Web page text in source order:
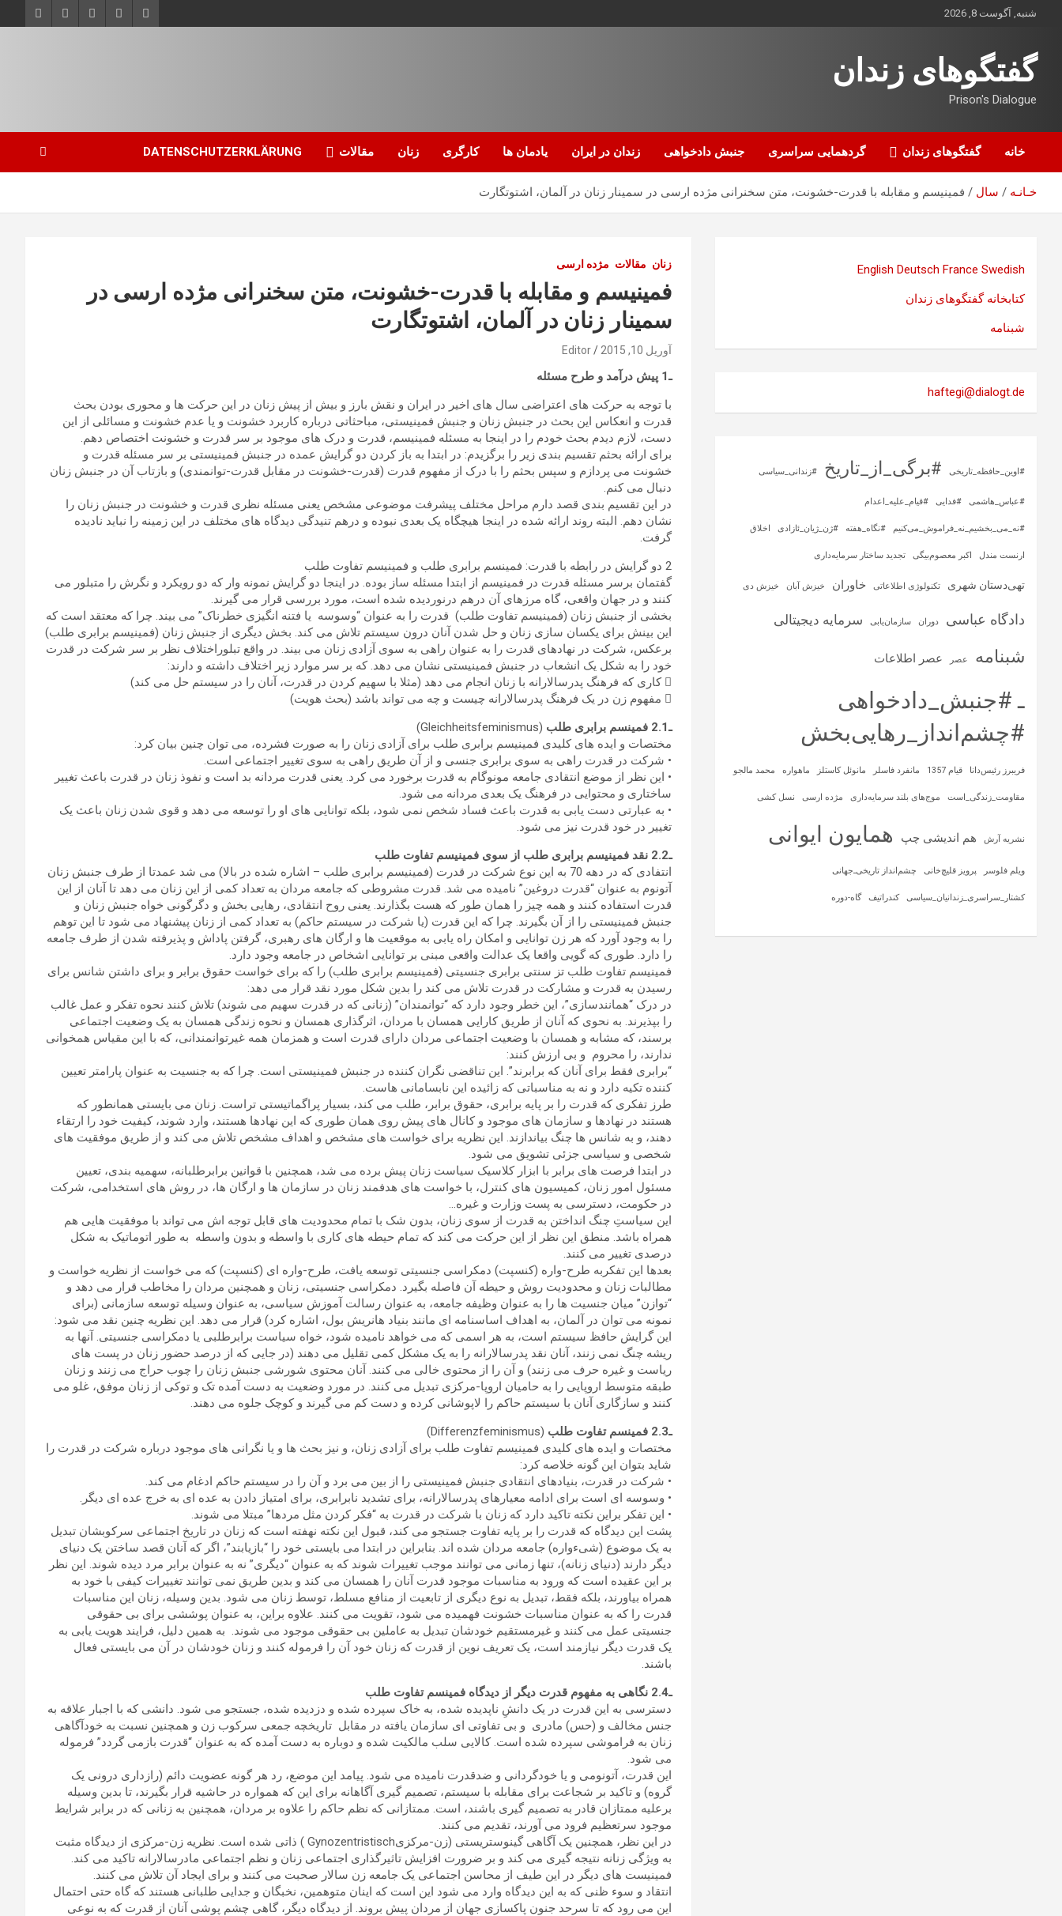
شنبه, آگوست 8, 2026
گفتگوهای زندان
Prison's Dialogue
خانه گفتگوهای زندان گردهمایی سراسری جنبش دادخواهی زندان در ایران یادمان ها کارگری زنان مقالات DATENSCHUTZERKLÄRUNG
خـانـه سال فمینیسم و مقابله با قدرت-خشونت، متن سخنرانی مژده ارسی در سمینار زنان در آلمان، اشتوتگارت
زنان مقالات مژده ارسی
فمینیسم و مقابله با قدرت-خشونت، متن سخنرانی مژده ارسی در
سمینار زنان در آلمان، اشتوتگارت
آوریل 10, 2015 Editor
ـ1 پیش درآمد و طرح مسئله
با توجه به حرکت های اعتراضی سال های اخیر در ایران و نقش بارز و بیش از پیش زنان در این حرکت ها و محوری بودن بحث
قدرت و انعکاس این بحث در جنبش زنان و جنبش فمینیستی، مباحثاتی درباره کاربرد خشونت و یا عدم خشونت و مسائلی از این
دست، لازم دیدم بحث خودم را در اینجا به مسئله فمینیسم، قدرت و درک های موجود بر سر قدرت و خشونت اختصاص دهم.
برای ارائه بحثم تقسیم بندی زیر را برگزیدم: در ابتدا به باز کردن دو گرایش عمده در جنبش فمینیستی بر سر مسئله قدرت و
خشونت می پردازم و سپس بحثم را با درک از مفهوم قدرت (قدرت-خشونت در مقابل قدرت-توانمندی) و بازتاب آن در جنبش زنان
دنبال می کنم.
در این تقسیم بندی قصد دارم مراحل مختلف پیشرفت موضوعی مشخص یعنی مسئله نظری قدرت و خشونت در جنبش زنان را
نشان دهم. البته روند ارائه شده در اینجا هیچگاه یک بعدی نبوده و درهم تنیدگی دیدگاه های مختلف در این زمینه را نباید نادیده
گرفت.
2 دو گرایش در رابطه با قدرت: فمینسم برابری طلب و فمینیسم تفاوت طلب
گفتمان برسر مسئله قدرت در فمینیسم از ابتدا مسئله ساز بوده. در اینجا دو گرایش نمونه وار که دو رویکرد و نگرش را متبلور می
کنند و در جهان واقعی، گاه مرزهای آن درهم درنوردیده شده است، مورد بررسی قرار می گیرند.
بخشی از جنبش زنان (فمینیسم تفاوت طلب) قدرت را به عنوان “وسوسه یا فتنه انگیزی خطرناک” می بیند. چرا که معتقد است که
این بینش برای یکسان سازی زنان و حل شدن آنان درون سیستم تلاش می کند. بخش دیگری از جنبش زنان (فمینیسم برابری طلب)
برعکس، شرکت در نهادهای قدرت را به عنوان راهی به سوی آزادی زنان می بیند. در واقع تبلوراختلاف نظر بر سر شرکت در قدرت
خود را به شکل یک انشعاب در جنبش فمینیستی نشان می دهد. که بر سر موارد زیر اختلاف داشته و دارند:
 کاری که فرهنگ پدرسالارانه با زنان انجام می دهد (مثلا با سهیم کردن در قدرت، آنان را در سیستم حل می کند)
 مفهوم زن در یک فرهنگ پدرسالارانه چیست و چه می تواند باشد (بحث هویت)
ـ2.1 فمینسم برابری طلب
(Gleichheitsfeminismus)
مختصات و ایده های کلیدی فمینیسم برابری طلب برای آزادی زنان را به صورت فشرده، می توان چنین بیان کرد:
• شرکت در قدرت راهی به سوی برابری جنسی و از آن طریق راهی به سوی تغییر اجتماعی است.
• این نظر از موضع انتقادی جامعه مونوگام به قدرت برخورد می کرد. یعنی قدرت مردانه بد است و نفوذ زنان در قدرت باعث تغییر
ساختاری و محتوایی در فرهنگ یک بعدی مردانه می شود.
• به عبارتی دست یابی به قدرت باعث فساد شخص نمی شود، بلکه توانایی های او را توسعه می دهد و قوی شدن زنان باعث یک
تغییر در خود قدرت نیز می شود.
ـ2.2 نقد فمینیسم برابری طلب از سوی فمینیسم تفاوت طلب
انتفادی که در دهه 70 به این نوع شرکت در قدرت (فمینیسم برابری طلب – اشاره شده در بالا) می شد عمدتا از طرف جنبش زنان
آتونوم به عنوان “قدرت دروغین” نامیده می شد. قدرت مشروطی که جامعه مردان به تعداد کمی از این زنان می دهد تا آنان از این
قدرت استفاده کنند و همه چیز را همان طور که هست بگذارند. یعنی روح انتقادی، رهایی بخش و دگرگونی خواه جنبش زنان و
جنبش فمینیستی را از آن بگیرند. چرا که این قدرت (یا شرکت در سیستم حاکم) به تعداد کمی از زنان پیشنهاد می شود تا این توهم
را به وجود آورد که هر زن توانایی و امکان راه یابی به موقعیت ها و ارگان های رهبری، گرفتن پاداش و پذیرفته شدن از طرف جامعه
را دارد. طوری که گویی واقعا یک عدالت واقعی مبنی بر توانایی اشخاص در جامعه وجود دارد.
فمینیسم تفاوت طلب تز سنتی برابری جنسیتی (فمینیسم برابری طلب) را که برای خواست حقوق برابر و برای داشتن شانس برای
رسیدن به قدرت و مشارکت در قدرت تلاش می کند را بدین شکل مورد نقد قرار می دهد:
در درک “همانندسازی”، این خطر وجود دارد که “توانمندان” (زنانی که در قدرت سهیم می شوند) تلاش کنند نحوه تفکر و عمل غالب
را بپذیرند. به نحوی که آنان از طریق کارایی همسان با مردان، اثرگذاری همسان و نحوه زندگی همسان به یک وضعیت اجتماعی
برسند، که مشابه و همسان با وضعیت اجتماعی مردان دارای قدرت است و همزمان همه غیرتوانمندانی، که با این مقیاس همخوانی
ندارند، را محروم و بی ارزش کنند:
“برابری فقط برای آنان که برابرند”. این تناقضی نگران کننده در جنبش فمینیستی است. چرا که به جنسیت به عنوان پارامتر تعیین
کننده تکیه دارد و نه به مناسباتی که زائیده این نابسامانی هاست.
طرز تفکری که قدرت را بر پایه برابری، حقوق برابر، طلب می کند، بسیار پراگماتیستی تراست. زنان می بایستی همانطور که
هستند در نهادها و سازمان های موجود و کانال های پیش روی همان طوری که این نهادها هستند، وارد شوند، کیفیت خود را ارتقاء
دهند، و به شانس ها چنگ بیاندازند. این نظریه برای خواست های مشخص و اهداف مشخص تلاش می کند و از طریق موفقیت های
شخصی و سیاسی جزئی تشویق می شود.
در ابتدا فرصت های برابر با ابزار کلاسیک سیاست زنان پیش برده می شد، همچنین با قوانین برابرطلبانه، سهمیه بندی، تعیین
مسئول امور زنان، کمیسیون های کنترل، با خواست های هدفمند زنان در سازمان ها و ارگان ها، در روش های استخدامی، شرکت
در حکومت، دسترسی به پست وزارت و غیره…
این سیاستِ چنگ انداختن به قدرت از سوی زنان، بدون شک با تمام محدودیت های قابل توجه اش می تواند با موفقیت هایی هم
همراه باشد. منطق این نظر از این حرکت می کند که تمام حیطه های کاری با واسطه و بدون واسطه به طور اتوماتیک به شکل
درصدی تغییر می کنند.
بعدها این تفکربه طرح-واره (کنسپت) دمکراسی جنسیتی توسعه یافت، طرح-واره ای (کنسپت) که می خواست از نظریه خواست و
مطالبات زنان و محدودیت روش و حیطه آن فاصله بگیرد. دمکراسی جنسیتی، زنان و همچنین مردان را مخاطب قرار می دهد و
“توازن” میان جنسیت ها را به عنوان وظیفه جامعه، به عنوان رسالت آموزش سیاسی، به عنوان وسیله توسعه سازمانی (برای
نمونه می توان در آلمان، به اهداف اساسنامه ای مانند بنیاد هانریش بول، اشاره کرد) قرار می دهد. این نظریه چنین نقد می شود:
این گرایش حافظ سیستم است، به هر اسمی که می خواهد نامیده شود، خواه سیاست برابرطلبی یا دمکراسی جنسیتی. آنها به
ریشه چنگ نمی زنند، آنان نقد پدرسالارانه را به یک مشکل کمی تقلیل می دهند (در جایی که از درصد حضور زنان در پست های
ریاست و غیره حرف می زنند) و آن را از محتوی خالی می کنند. آنان محتوی شورشی جنبش زنان را چوب حراج می زنند و زنان
طبقه متوسط اروپایی را به حامیان اروپا-مرکزی تبدیل می کنند. در مورد وضعیت به دست آمده تک و توکی از زنان موفق، غلو می
کنند و سازگاری آنان با سیستم حاکم را لاپوشانی کرده و دست کم می گیرند و کوچک جلوه می دهند.
ـ2.3 فمینسم تفاوت طلب
(Differenzfeminismus)
مختصات و ایده های کلیدی فمینیسم تفاوت طلب برای آزادی زنان، و نیز بحث ها و یا نگرانی های موجود درباره شرکت در قدرت را
شاید بتوان این گونه خلاصه کرد:
• شرکت در قدرت، بنیادهای انتقادی جنبش فمینیستی را از بین می برد و آن را در سیستم حاکم ادغام می کند.
• وسوسه ای است برای ادامه معیارهای پدرسالارانه، برای تشدید نابرابری، برای امتیاز دادن به عده ای به خرج عده ای دیگر.
• این تفکر براین نکته تاکید دارد که زنان با شرکت در قدرت به “فکر کردن مثل مردها” مبتلا می شوند.
پشت این دیدگاه که قدرت را بر پایه تفاوت جستجو می کند، قبول این نکته نهفته است که زنان در تاریخ اجتماعی سرکوبشان تبدیل
به یک موضوع (شیءواره) جامعه مردان شده اند. بنابراین در ابتدا می بایستی خود را “بازیابند”، اگر که آنان قصد ساختن یک دنیای
دیگر دارند (دنیای زنانه)، تنها زمانی می توانند موجب تغییرات شوند که به عنوان “دیگری” نه به عنوان برابر مرد دیده شوند. این نظر
بر این عقیده است که ورود به مناسبات موجود قدرت آنان را همسان می کند و بدین طریق نمی توانند تغییرات کیفی با خود به
همراه بیاورند، بلکه فقط، تبدیل به نوع دیگری از تابعیت از منافع مسلط، توسط زنان می شود. بدین وسیله، زنان این مناسبات
قدرت را که به عنوان مناسبات خشونت فهمیده می شود، تقویت می کنند. علاوه براین، به عنوان پوششی برای بی حقوقی
جنسیتی عمل می کنند و غیرمستقیم خودشان تبدیل به عاملین بی حقوقی موجود می شوند. به همین دلیل، فرایند هویت یابی به
یک قدرت دیگر نیازمند است، یک تعریف نوین از قدرت که زنان خود آن را فرموله کنند و زنان خودشان در آن می بایستی فعال
باشند.
ـ2.4 نگاهی به مفهوم قدرت دیگر از دیدگاه فمینسم تفاوت طلب
دسترسی به این قدرت در یک دانشِ ناپدیده شده، به خاک سپرده شده و دزدیده شده، جستجو می شود. دانشی که با اجبار علاقه به
جنس مخالف و (حس) مادری و بی تفاوتی ای سازمان یافته در مقابل تاریخچه جمعی سرکوب زن و همچنین نسبت به خودآگاهی
زنان به فراموشی سپرده شده است. کالایی سلب مالکیت شده و دوباره به دست آمده که به عنوان “قدرت بازمی گردد” فرموله
می شود.
این قدرت، آتونومی و یا خودگردانی و ضدقدرت نامیده می شود. پیامد این موضع، رد هر گونه عضویت دائم (رازداری درونی یک
گروه) و تاکید بر شجاعت برای مقابله با سیستم، تصمیم گیری آگاهانه برای این که همواره در حاشیه قرار بگیرند، تا بدین وسیله
برعلیه ممتازان قادر به تصمیم گیری باشند، است. ممتازانی که نظم حاکم را علاوه بر مردان، همچنین به زنانی که در برابر شرایط
موجود سرتعظیم فرود می آورند، تقدیم می کنند.
در این نظر، همچنین یک آگاهی گینوستریستی (زن-مرکزیGynozentristisch ) ذاتی شده است. نظریه زن-مرکزی از دیدگاه مثبت
به ویژگی زنانه نتیجه گیری می کند و بر ضرورت افزایش تاثیرگذاری اجتماعی زنان و نظم اجتماعی مادرسالارانه تاکید می کند.
فمینیست های دیگر در این طیف از محاسن اجتماعی یک جامعه زن سالار صحبت می کنند و برای ایجاد آن تلاش می کنند.
انتقاد و سوء ظنی که به این دیدگاه وارد می شود این است که اینان متوهمین، نخبگان و جدایی طلبانی هستند که گاه حتی احتمال
این می رود که تا سرحد جنون پاکسازی جهان از مردان پیش بروند. از دیدگاه دیگر، گاهی چشم پوشی آنان از قدرت که به نوعی
English Deutsch France Swedish
کتابخانه گفتگوهای زندان
شبنامه
haftegi@dialogt.de
#اوین_حافظه_تاریخی #برگی_از_تاریخ #زندانی_سیاسی
#عباس_هاشمی #فدایی #قیام_علیه_اعدام
#نه_می_بخشیم_نه_فراموش_می‌کنیم #نگاه_هفته #ژن_ژیان_ئازادی اخلاق
ارنست مندل اکبر معصوم‌بیگی تجدید ساختار سرمایه‌داری
تهی‌دستان شهری تکنولوژی اطلاعاتی خاوران خیزش آبان خیزش دی
دادگاه عباسی دوران سازمان‌یابی سرمایه‌ دیجیتالی
شبنامه عصر عصر اطلاعات
ـ #جنبش_دادخواهی
#چشم‌انداز_رهایی‌بخش
فریبرز رئیس‌دانا قیام 1357 مانفرد فاسلر مانوئل کاستلز ماهواره‌ محمد مالجو
مقاومت_زندگی_است موج‌های بلند سرمایه‌داری مژده ارسی نسل کشی
نشریه آرش هم اندیشی چپ همایون ایوانی
ویلم فلوسر پرویز قلیچ‌خانی چشم‌انداز تاریخی‌ـ‌جهانی
کشتار_سراسری_زندانیان_سیاسی کندراتیف گاه-دوره